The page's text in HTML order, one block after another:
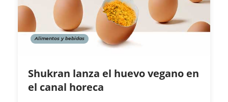
Alimentos y bebidas
Shukran lanza el huevo vegano en
el canal horeca